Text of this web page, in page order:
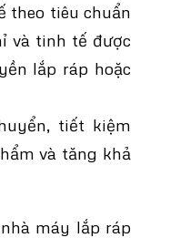
theo tiêu chuẩn
và tinh tế được
lắp ráp hoặc
tiết kiệm
và tăng khả
máy lắp ráp